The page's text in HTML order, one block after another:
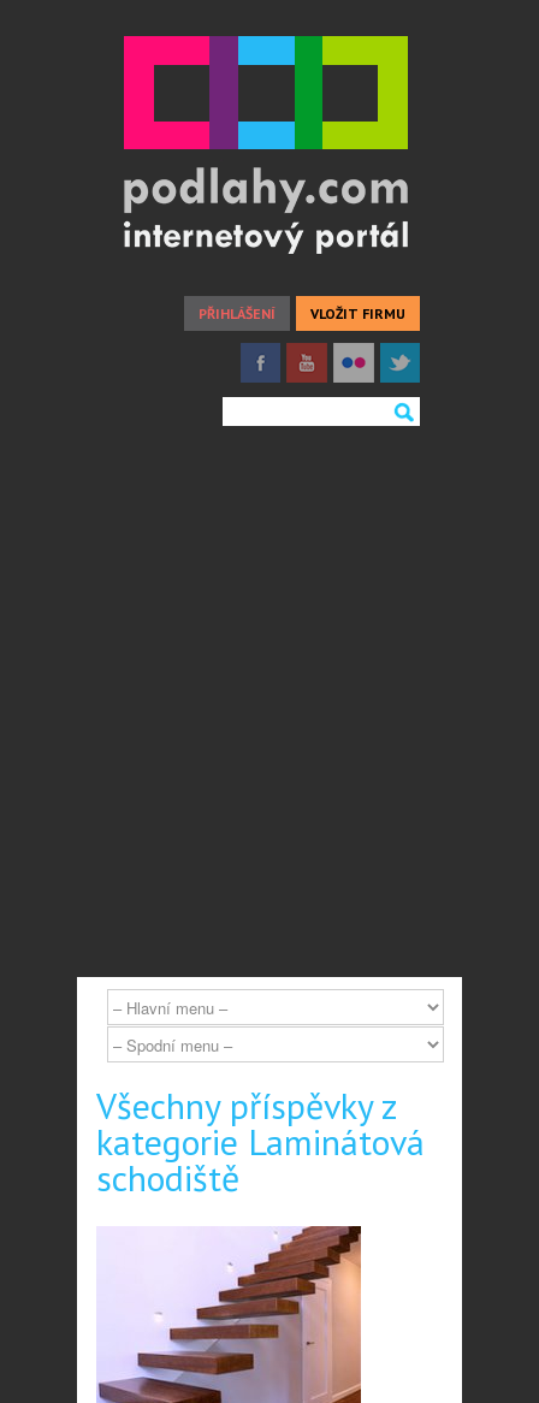
VLOŽIT FIRMU
PŘIHLÁŠENÍ
Všechny příspěvky z
kategorie Laminátová
schodiště